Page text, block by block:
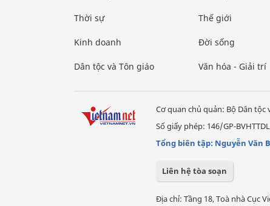
Thời sự
Kinh doanh
Dân tộc và Tôn giáo
Thế giới
Đời sống
Văn hóa - Giải trí
Cơ quan chủ quản: Bộ Dân tộc
Số giấy phép: 146/GP-
Tổng biên tập: Nguyễn Văn
Liên hệ tòa soạn
Địa chỉ: Tầng 18, Toà nhà Cục